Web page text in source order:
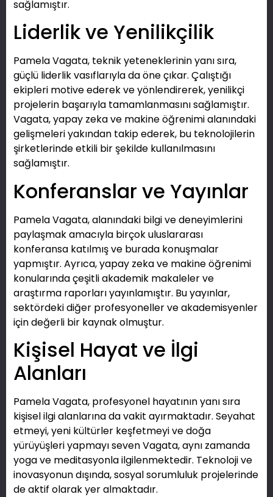
sağlamıştır.
Liderlik ve Yenilikçilik
Pamela Vagata, teknik yeteneklerinin yanı sıra,
güçlü liderlik vasıflarıyla da öne çıkar. Çalıştığı
ekipleri motive ederek ve yönlendirerek, yenilikçi
projelerin başarıyla tamamlanmasını sağlamıştır.
Vagata, yapay zeka ve makine öğrenimi alanındaki
gelişmeleri yakından takip ederek, bu teknolojilerin
şirketlerinde etkili bir şekilde kullanılmasını
sağlamıştır.
Konferanslar ve Yayınlar
Pamela Vagata, alanındaki bilgi ve deneyimlerini
paylaşmak amacıyla birçok uluslararası
konferansa katılmış ve burada konuşmalar
yapmıştır. Ayrıca, yapay zeka ve makine öğrenimi
konularında çeşitli akademik makaleler ve
araştırma raporları yayınlamıştır. Bu yayınlar,
sektördeki diğer profesyoneller ve akademisyenler
için değerli bir kaynak olmuştur.
Kişisel Hayat ve İlgi
Alanları
Pamela Vagata, profesyonel hayatının yanı sıra
kişisel ilgi alanlarına da vakit ayırmaktadır. Seyahat
etmeyi, yeni kültürler keşfetmeyi ve doğa
yürüyüşleri yapmayı seven Vagata, aynı zamanda
yoga ve meditasyonla ilgilenmektedir. Teknoloji ve
inovasyonun dışında, sosyal sorumluluk projelerinde
de aktif olarak yer almaktadır.